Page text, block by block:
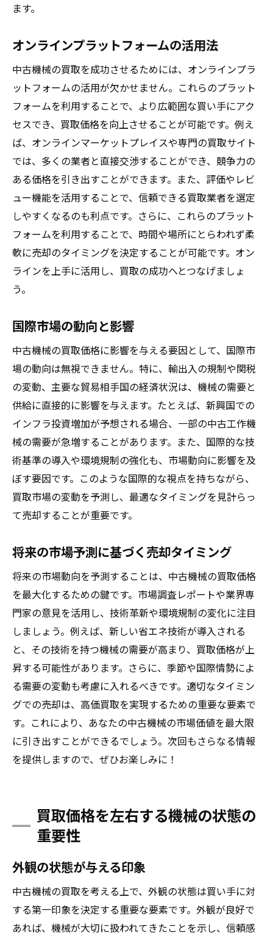
ます。
オンラインプラットフォームの活用法
中古機械の買取を成功させるためには、オンラインプラ
ットフォームの活用が欠かせません。これらのプラット
フォームを利用することで、より広範囲な買い手にアク
セスでき、買取価格を向上させることが可能です。例え
ば、オンラインマーケットプレイスや専門の買取サイト
では、多くの業者と直接交渉することができ、競争力の
ある価格を引き出すことができます。また、評価やレビ
ュー機能を活用することで、信頼できる買取業者を選定
しやすくなるのも利点です。さらに、これらのプラット
フォームを利用することで、時間や場所にとらわれず柔
軟に売却のタイミングを決定することが可能です。オン
ラインを上手に活用し、買取の成功へとつなげましょ
う。
国際市場の動向と影響
中古機械の買取価格に影響を与える要因として、国際市
場の動向は無視できません。特に、輸出入の規制や関税
の変動、主要な貿易相手国の経済状況は、機械の需要と
供給に直接的に影響を与えます。たとえば、新興国での
インフラ投資増加が予想される場合、一部の中古工作機
械の需要が急増することがあります。また、国際的な技
術基準の導入や環境規制の強化も、市場動向に影響を及
ぼす要因です。このような国際的な視点を持ちながら、
買取市場の変動を予測し、最適なタイミングを見計らっ
て売却することが重要です。
将来の市場予測に基づく売却タイミング
将来の市場動向を予測することは、中古機械の買取価格
を最大化するための鍵です。市場調査レポートや業界専
門家の意見を活用し、技術革新や環境規制の変化に注目
しましょう。例えば、新しい省エネ技術が導入される
と、その技術を持つ機械の需要が高まり、買取価格が上
昇する可能性があります。さらに、季節や国際情勢によ
る需要の変動も考慮に入れるべきです。適切なタイミン
グでの売却は、高価買取を実現するための重要な要素で
す。これにより、あなたの中古機械の市場価値を最大限
に引き出すことができるでしょう。次回もさらなる情報
を提供しますので、ぜひお楽しみに！
買取価格を左右する機械の状態の
重要性
外観の状態が与える印象
中古機械の買取を考える上で、外観の状態は買い手に対
する第一印象を決定する重要な要素です。外観が良好で
あれば、機械が大切に扱われてきたことを示し、信頼感